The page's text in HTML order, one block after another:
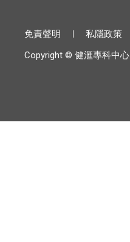
免責聲明
私隱政策
Copyright © 健滙專科中